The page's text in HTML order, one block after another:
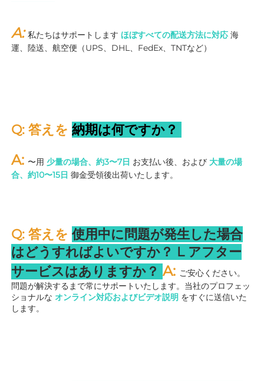
A: 私たちはサポートします ほぼすべての配送方法に対応 海
運、陸送、航空便（UPS、DHL、FedEx、TNTなど）
Q: 答えを 納期は何ですか？
A: 〜用 少量の場合、約3〜7日 お支払い後、および 大量の場
合、約10〜15日 御金受領後出荷いたします。
Q: 答えを 使用中に問題が発生した場合
はどうすればよいですか？ L アフター
サービスはありますか？ A: ご安心ください。
問題が解決するまで常にサポートいたします。当社のプロフェッ
ショナルな オンライン対応およびビデオ説明 をすぐに送信いた
します。